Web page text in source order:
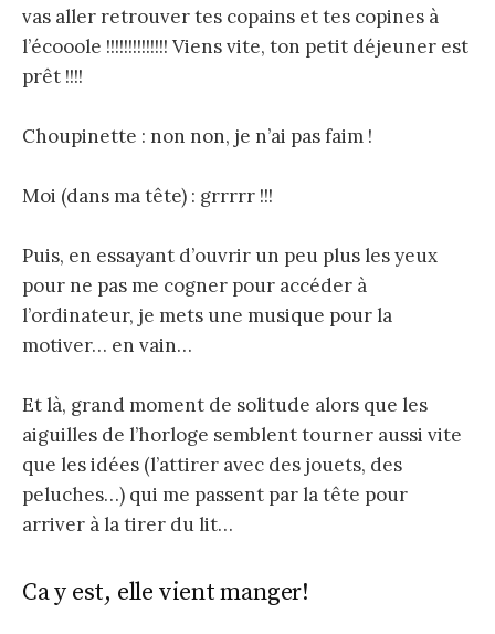
vas aller retrouver tes copains et tes copines à
l’écooole !!!!!!!!!!!!!! Viens vite, ton petit déjeuner est
prêt !!!!
Choupinette : non non, je n’ai pas faim !
Moi (dans ma tête) : grrrrr !!!
Puis, en essayant d’ouvrir un peu plus les yeux
pour ne pas me cogner pour accéder à
l’ordinateur, je mets une musique pour la
motiver… en vain…
Et là, grand moment de solitude alors que les
aiguilles de l’horloge semblent tourner aussi vite
que les idées (l’attirer avec des jouets, des
peluches…) qui me passent par la tête pour
arriver à la tirer du lit…
Ca y est, elle vient manger!